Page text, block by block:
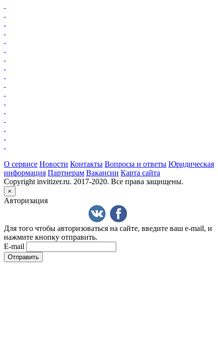
О сервисе Новости Контакты Вопросы и ответы Юридическая
информация Партнерам Вакансии Карта сайта
Copyright invitizer.ru. 2017-2020. Все права защищены.
×
Авторизация
Для того чтобы авторизоваться на сайте, введите ваш e-mail, и
нажмите кнопку отправить.
E-mail
Отправить